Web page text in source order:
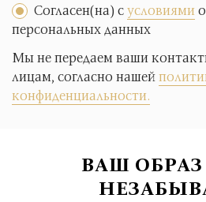
Согласен(на) сусловиями
персональных данных
Мы не передаем ваши
лицам, согласно нашей
конфиденциальности.
ВАШ ОБРАЗ